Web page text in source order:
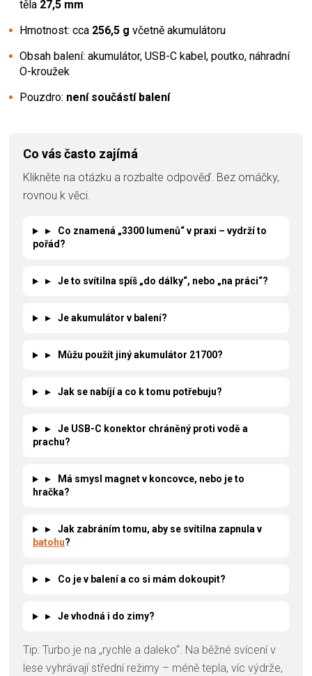
těla 27,5 mm
Hmotnost: cca 256,5 g včetně akumulátoru
Obsah balení: akumulátor, USB-C kabel, poutko, náhradní
O-kroužek
Pouzdro: není součástí balení
Co vás často zajímá
Klikněte na otázku a rozbalte odpověď. Bez omáčky,
rovnou k věci.
▸
Co znamená „3300 lumenů“ v praxi – vydrží to
pořád?
▸ Je to svítilna spíš „do dálky“, nebo „na práci“?
▸ Je akumulátor v balení?
▸ Můžu použít jiný akumulátor 21700?
▸ Jak se nabíjí a co k tomu potřebuju?
▸
Je USB-C konektor chráněný proti vodě a
prachu?
▸
Má smysl magnet v koncovce, nebo je to
hračka?
▸
Jak zabráním tomu, aby se svítilna zapnula v
batohu?
▸ Co je v balení a co si mám dokoupit?
▸ Je vhodná i do zimy?
Tip: Turbo je na „rychle a daleko“. Na běžné svícení v
lese vyhrávají střední režimy – méně tepla, víc výdrže,